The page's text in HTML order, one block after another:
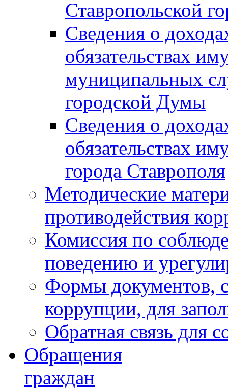
Ставропольской
Сведения о
обязательствах
муниципальных
городской Думы
Сведения о
обязательствах
города Ставрополя
Методические
противодействия
Комиссия по
поведению и
Формы документов,
коррупции, для
Обратная связь для
Обращения
граждан